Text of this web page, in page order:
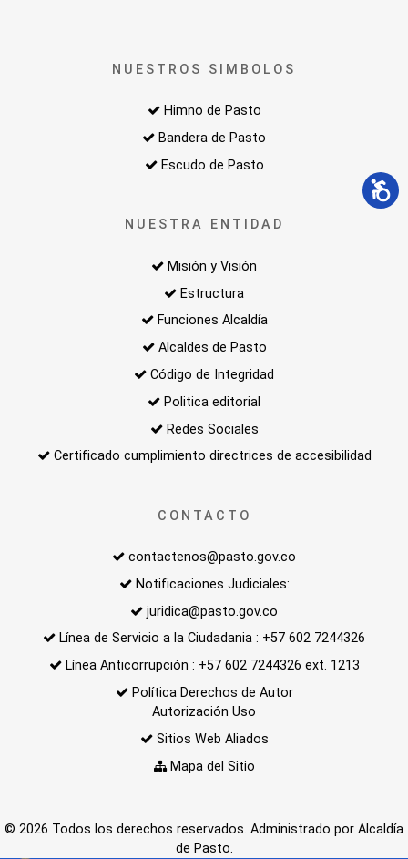
NUESTROS SIMBOLOS
Himno de Pasto
Bandera de Pasto
Escudo de Pasto
NUESTRA ENTIDAD
Misión y Visión
Estructura
Funciones Alcaldía
Alcaldes de Pasto
Código de Integridad
Politica editorial
Redes Sociales
Certificado cumplimiento directrices de accesibilidad
CONTACTO
contactenos@pasto.gov.co
Notificaciones Judiciales:
juridica@pasto.gov.co
Línea de Servicio a la Ciudadania : +57 602 7244326
Línea Anticorrupción : +57 602 7244326 ext. 1213
Política Derechos de Autor
Autorización Uso
Sitios Web Aliados
Mapa del Sitio
© 2026 Todos los derechos reservados. Administrado por Alcaldía
de Pasto.